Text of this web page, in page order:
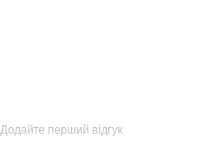
Додайте перший відгук